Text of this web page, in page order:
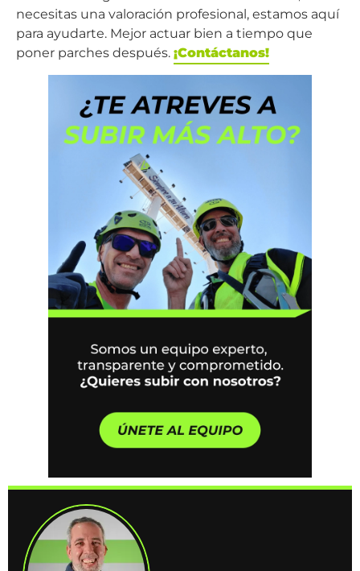
necesitas una valoración profesional, estamos aquí
para ayudarte. Mejor actuar bien a tiempo que
poner parches después. ¡Contáctanos!